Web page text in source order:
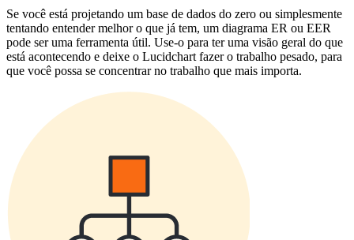
Se você está projetando um base de dados do zero ou simplesmente
tentando entender melhor o que já tem, um diagrama ER ou EER
pode ser uma ferramenta útil. Use-o para ter uma visão geral do que
está acontecendo e deixe o Lucidchart fazer o trabalho pesado, para
que você possa se concentrar no trabalho que mais importa.